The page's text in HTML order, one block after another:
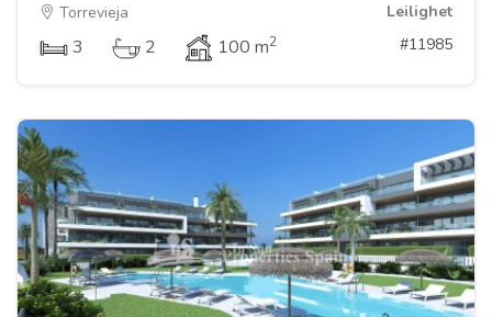
Torrevieja
Leilighet
3 2 100 m2 #11985